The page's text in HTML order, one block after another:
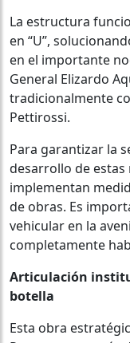
La estructura
en “U”,
en el importante
General Elizardo
tradicionalmente
Pettirossi.
Para garantizar la
desarrollo de
implementan
de obras. Es
vehicular en la
completamente
Articulación
botella
Esta obra